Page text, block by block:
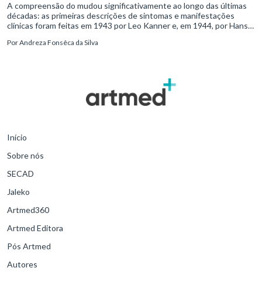
A compreensão do mudou significativamente ao longo das últimas
décadas: as primeiras descrições de sintomas e manifestações
clínicas foram feitas em 1943 por Leo Kanner e, em 1944, por Hans
PorAndreza Fonsêca da Silva
Início
Sobre nós
SECAD
Jaleko
Artmed360
Artmed Editora
Pós Artmed
Autores